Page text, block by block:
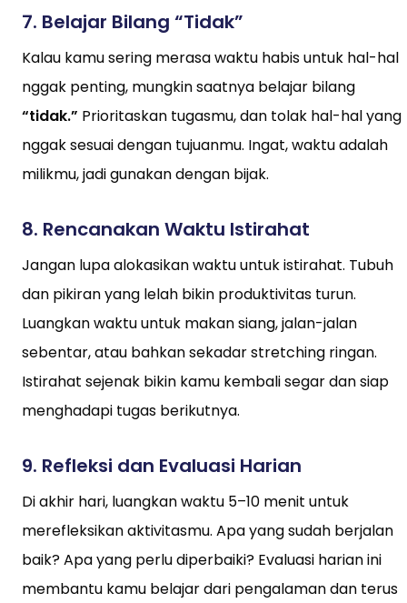
7. Belajar Bilang “Tidak”
Kalau kamu sering merasa waktu habis untuk hal-hal
nggak penting, mungkin saatnya belajar bilang
“tidak.” Prioritaskan tugasmu, dan tolak hal-hal yang
nggak sesuai dengan tujuanmu. Ingat, waktu adalah
milikmu, jadi gunakan dengan bijak.
8. Rencanakan Waktu Istirahat
Jangan lupa alokasikan waktu untuk istirahat. Tubuh
dan pikiran yang lelah bikin produktivitas turun.
Luangkan waktu untuk makan siang, jalan-jalan
sebentar, atau bahkan sekadar stretching ringan.
Istirahat sejenak bikin kamu kembali segar dan siap
menghadapi tugas berikutnya.
9. Refleksi dan Evaluasi Harian
Di akhir hari, luangkan waktu 5–10 menit untuk
merefleksikan aktivitasmu. Apa yang sudah berjalan
baik? Apa yang perlu diperbaiki? Evaluasi harian ini
membantu kamu belajar dari pengalaman dan terus